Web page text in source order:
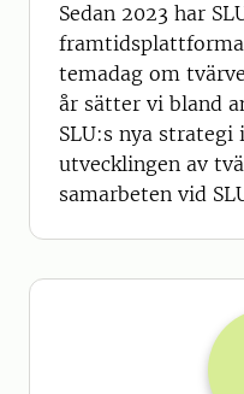
Sedan 2023 har
temadag om
år sätter vi bland
SLU:s nya strategi
utvecklingen av
samarbeten vid